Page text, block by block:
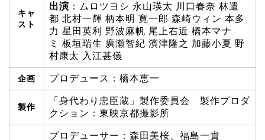
キャ
スト
出演 ：ムロツヨシ 永山瑛太 川口春奈 林遣
都 北村一輝 柄本明 寛一郎 森崎ウィン 本多
力 星田英利 野波麻帆 尾上右近 橋本マナ
ミ 板垣瑞生 廣瀬智紀 濱津隆之 加藤小夏 野
村康太 入江甚儀
企画 プロデュース：橋本恵一
製作
「身代わり忠臣蔵」製作委員会 製作プロダ
クション：東映京都撮影所
プロデューサー：森田美桜、福島一貴